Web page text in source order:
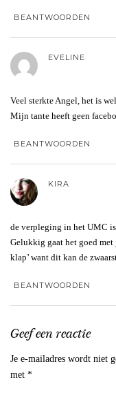
BEANTWOORDEN
EVELINE
Veel sterkte Angel, het is
Mijn tante heeft geen
BEANTWOORDEN
KIRA
de verpleging in het UMC
Gelukkig gaat het goed met
klap’ want dit kan de
BEANTWOORDEN
Geef een reactie
Je e-mailadres wordt niet
met *